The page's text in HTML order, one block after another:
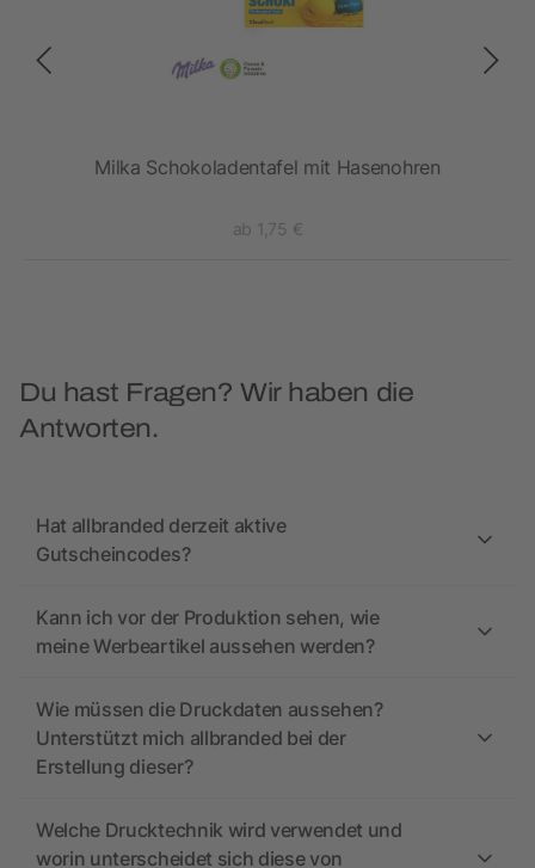
Milka Schokoladentafel mit Hasenohren
ab 1,75 €
Du hast Fragen? Wir haben die
Antworten.
Hat allbranded derzeit aktive
Gutscheincodes?
Kann ich vor der Produktion sehen, wie
meine Werbeartikel aussehen werden?
Wie müssen die Druckdaten aussehen?
Unterstützt mich allbranded bei der
Erstellung dieser?
Welche Drucktechnik wird verwendet und
worin unterscheidet sich diese von